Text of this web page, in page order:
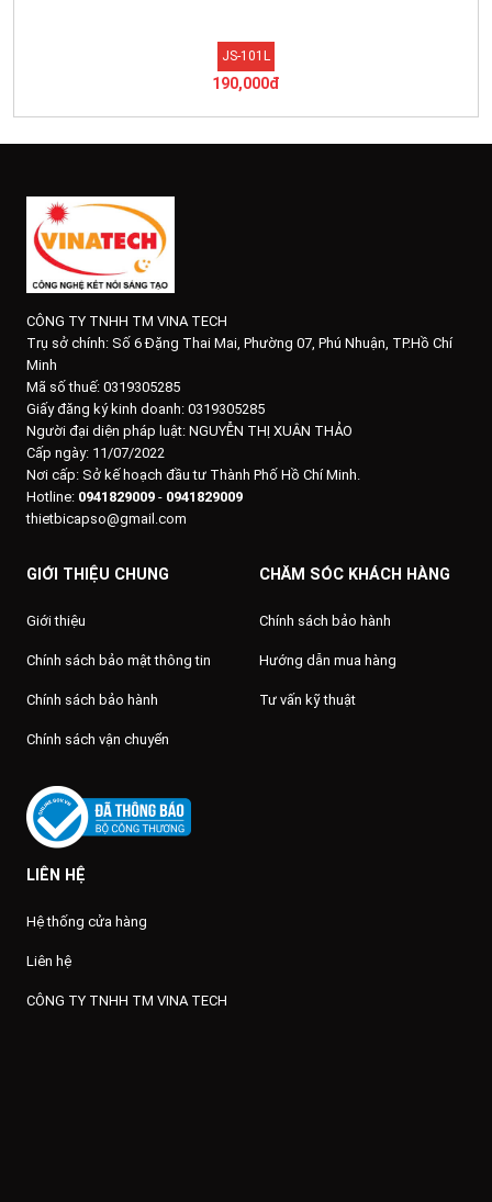
JS-101L
190,000đ
CÔNG TY TNHH TM VINA TECH
Trụ sở chính: Số 6 Đặng Thai Mai, Phường 07, Phú Nhuận, TP.Hồ Chí
Minh
Mã số thuế: 0319305285
Giấy đăng ký kinh doanh: 0319305285
Người đại diện pháp luật: NGUYỄN THỊ XUÂN THẢO
Cấp ngày: 11/07/2022
Nơi cấp: Sở kế hoạch đầu tư Thành Phố Hồ Chí Minh.
Hotline: 0941829009 - 0941829009
thietbicapso@gmail.com
GIỚI THIỆU CHUNG
Giới thiệu
Chính sách bảo mật thông tin
Chính sách bảo hành
Chính sách vận chuyển
CHĂM SÓC KHÁCH HÀNG
Chính sách bảo hành
Hướng dẫn mua hàng
Tư vấn kỹ thuật
LIÊN HỆ
Hệ thống cửa hàng
Liên hệ
CÔNG TY TNHH TM VINA TECH